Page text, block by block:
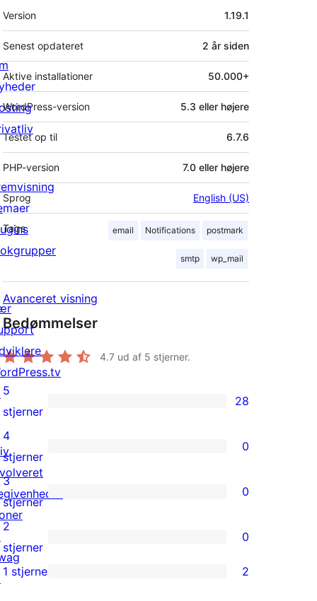
Meta
Version 1.19.1
Senest opdateret 2 år siden
Aktive installationer 50.000+
WordPress-version 5.3 eller højere
Testet op til 6.7.6
PHP-version 7.0 eller højere
Sprog English (US)
Tags email Notifications postmark
smtp wp_mail
Avanceret visning
Bedømmelser
4.7 ud af 5 stjerner.
28
5-
stjernet
anmeldelser
5
stjerner
28
0
4-
stjernet
anmeldelser
4
stjerner
0
0
3-
stjernet
anmeldelser
3
stjerner
0
0
2-
2
stjerner
0
1 stjerne 2